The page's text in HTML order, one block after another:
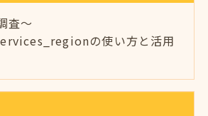
査～
の使い方と活用